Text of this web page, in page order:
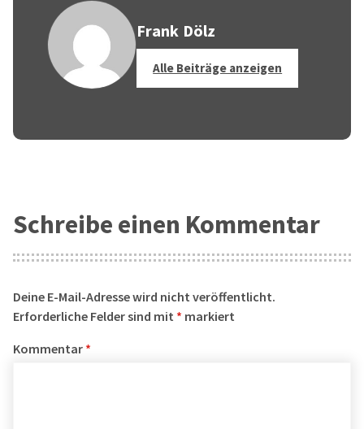
Frank Dölz
Alle Beiträge anzeigen
Schreibe einen Kommentar
Deine E-Mail-Adresse wird nicht veröffentlicht.
Erforderliche Felder sind mit * markiert
Kommentar *